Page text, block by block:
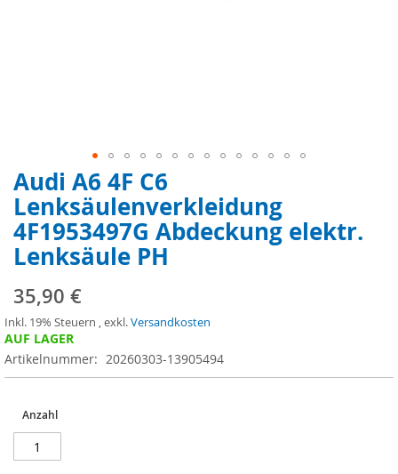
Audi A6 4F C6
Lenksäulenverkleidung
4F1953497G Abdeckung elektr.
Lenksäule PH
35,90 €
Inkl. 19% Steuern ,exkl.Versandkosten
AUF LAGER
Artikelnummer
20260303-13905494
Anzahl
Zum
Anfang
der
Bildergalerie
springen